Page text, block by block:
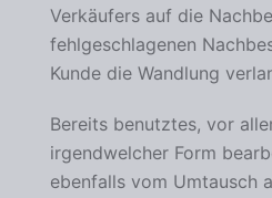
Verkäufers auf die
fehlgeschlagenen
Kunde die Wandlung
Bereits benutztes, vor
irgendwelcher Form
ebenfalls vom Umtausch